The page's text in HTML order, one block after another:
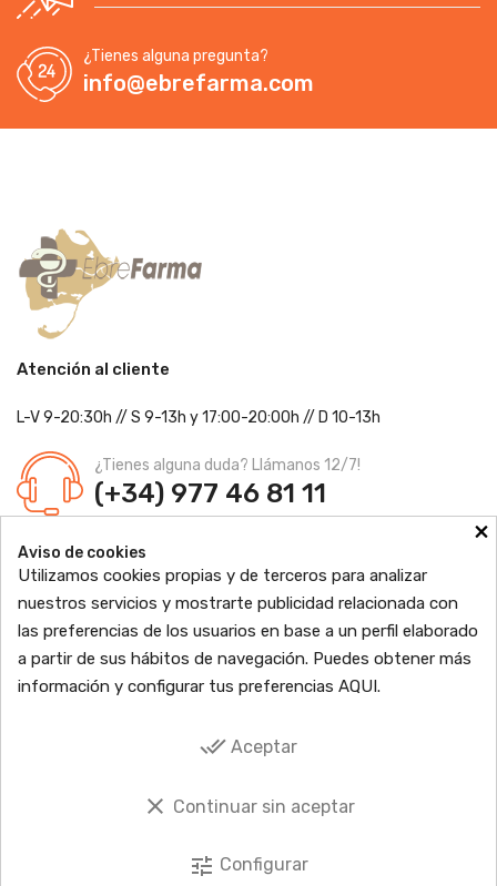
¿Tienes alguna pregunta?
info@ebrefarma.com
Atención al cliente
L-V 9-20:30h // S 9-13h y 17:00-20:00h // D 10-13h
¿Tienes alguna duda? Llámanos 12/7!
(+34) 977 46 81 11
Farmacia Jordi Blanch
C/ Major, 1 - 43877
Ldo. Jordi Blanch Pastor
Nº de Colegiado: 870
Nº Autorización: F4300109
PRODUCTOS

INFORMACIÓN
×
Aviso de cookies
Utilizamos cookies propias y de terceros para analizar
nuestros servicios y mostrarte publicidad relacionada con
las preferencias de los usuarios en base a un perfil elaborado
a partir de sus hábitos de navegación. Puedes obtener más
información y configurar tus preferencias AQUI.
done_all Aceptar
clear Continuar sin aceptar
tune Configurar